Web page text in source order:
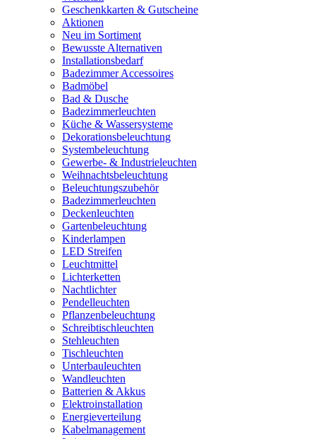
Geschenkkarten & Gutscheine
Aktionen
Neu im Sortiment
Bewusste Alternativen
Installationsbedarf
Badezimmer Accessoires
Badmöbel
Bad & Dusche
Badezimmerleuchten
Küche & Wassersysteme
Dekorationsbeleuchtung
Systembeleuchtung
Gewerbe- & Industrieleuchten
Weihnachtsbeleuchtung
Beleuchtungszubehör
Badezimmerleuchten
Deckenleuchten
Gartenbeleuchtung
Kinderlampen
LED Streifen
Leuchtmittel
Lichterketten
Nachtlichter
Pendelleuchten
Pflanzenbeleuchtung
Schreibtischleuchten
Stehleuchten
Tischleuchten
Unterbauleuchten
Wandleuchten
Batterien & Akkus
Elektroinstallation
Energieverteilung
Kabelmanagement